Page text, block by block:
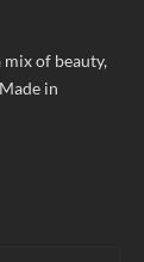
mix of beauty,
in